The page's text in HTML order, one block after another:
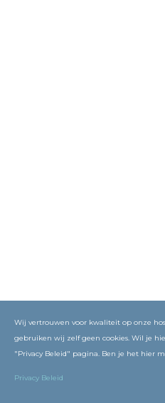
Wij vertrouwen voor kwaliteit op onze
gebruiken wij zelf geen cookies. Wil je
"Privacy Beleid" pagina. Ben je het hier
Privacy Beleid